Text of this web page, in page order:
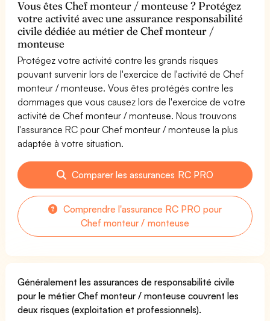
Vous êtes Chef monteur / monteuse ? Protégez
votre activité avec une assurance responsabilité
civile dédiée au métier de Chef monteur /
monteuse
Protégez votre activité contre les grands risques
pouvant survenir lors de l'exercice de l'activité de Chef
monteur / monteuse. Vous êtes protégés contre les
dommages que vous causez lors de l'exercice de votre
activité de Chef monteur / monteuse. Nous trouvons
l'assurance RC pour Chef monteur / monteuse la plus
adaptée à votre situation.
Comparer les assurances RC PRO
Comprendre l'assurance RC PRO pour
Chef monteur / monteuse
Généralement les assurances de responsabilité civile
pour le métier Chef monteur / monteuse couvrent les
deux risques (exploitation et professionnels).